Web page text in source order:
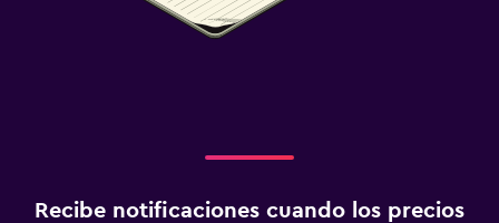
Recibe notificaciones cuando los precios